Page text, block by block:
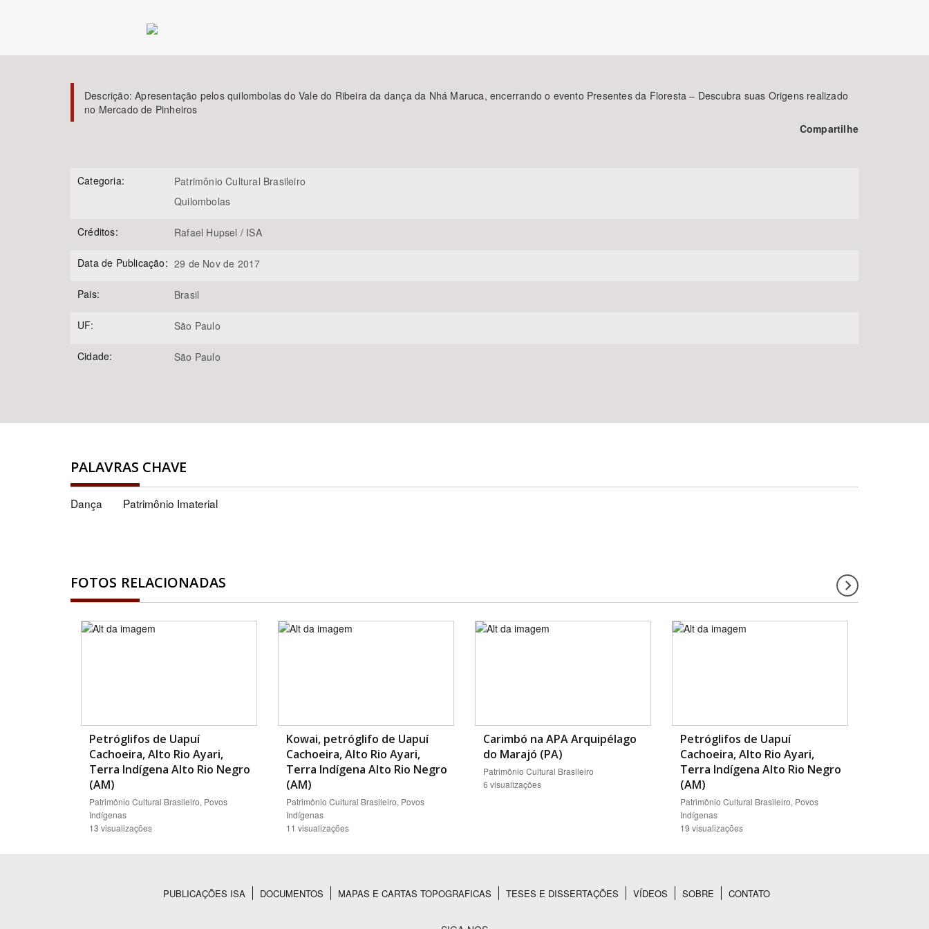
Descrição:Apresentação pelos quilombolas do Vale do Ribeira da dança da Nhá Maruca, encerrando o evento Presentes da Floresta – Descubra suas Origens realizado
no Mercado de Pinheiros
Compartilhe
Categoria:
Patrimônio Cultural Brasileiro
Quilombolas
Créditos: Rafael Hupsel / ISA
Data de Publicação: 29 de Nov de 2017
Pais: Brasil
UF: São Paulo
Cidade: São Paulo
PALAVRAS CHAVE
Dança Patrimônio Imaterial
FOTOS RELACIONADAS
Petróglifos de Uapuí
Cachoeira, Alto Rio Ayari,
Terra Indígena Alto Rio Negro
(AM)
Patrimônio Cultural Brasileiro, Povos
Indígenas
13 visualizações
Kowai, petróglifo de Uapuí
Cachoeira, Alto Rio Ayari,
Terra Indígena Alto Rio Negro
(AM)
Patrimônio Cultural Brasileiro, Povos
Indígenas
11 visualizações
Carimbó na APA Arquipélago
do Marajó (PA)
Patrimônio Cultural Brasileiro
6 visualizações
Petróglifos de Uapuí
Cachoeira, Alto Rio Ayari,
Terra Indígena Alto Rio Negro
(AM)
Patrimônio Cultural Brasileiro, Povos
Indígenas
19 visualizações
PUBLICAÇÕES ISA DOCUMENTOS MAPAS E CARTAS TOPOGRAFICAS TESES E DISSERTAÇÕES VÍDEOS SOBRE CONTATO